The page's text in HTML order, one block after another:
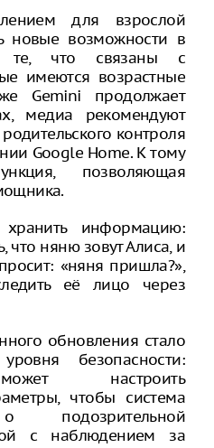
для взрослой
новые возможности в
те, что связаны с
имеются возрастные
Gemini продолжает
медиа рекомендуют
контроля
Google Home. К тому
позволяющая
информацию:
что няню зовут Алиса, и
«няня пришла?»,
её лицо через
обновления стало
безопасности:
настроить
чтобы система
подозрительной
с наблюдением за